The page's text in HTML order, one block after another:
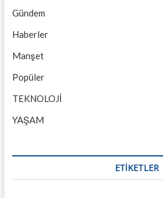
Gündem
Haberler
Manşet
Popüler
TEKNOLOJİ
YAŞAM
ETİKETLER